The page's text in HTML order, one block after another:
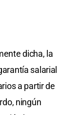
dicha, la
salarial
a partir de
ningún